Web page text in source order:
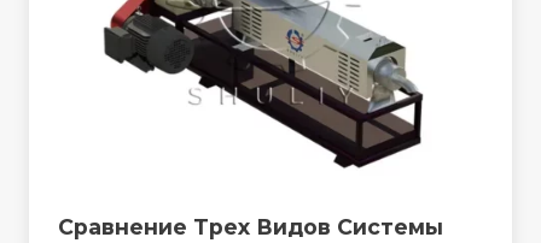
Сравнение Трех Видов Системы